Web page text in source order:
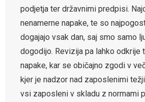
podjetja ter državnimi predpisi.
nenamerne napake, te so
dogajajo vsak dan, saj smo samo
dogodijo. Revizija pa lahko odkrije
napake, kar se običajno zgodi v
kjer je nadzor nad zaposlenimi
vsi zaposleni v skladu z normami